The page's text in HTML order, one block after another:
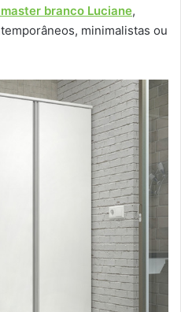
branco Luciane,
minimalistas ou